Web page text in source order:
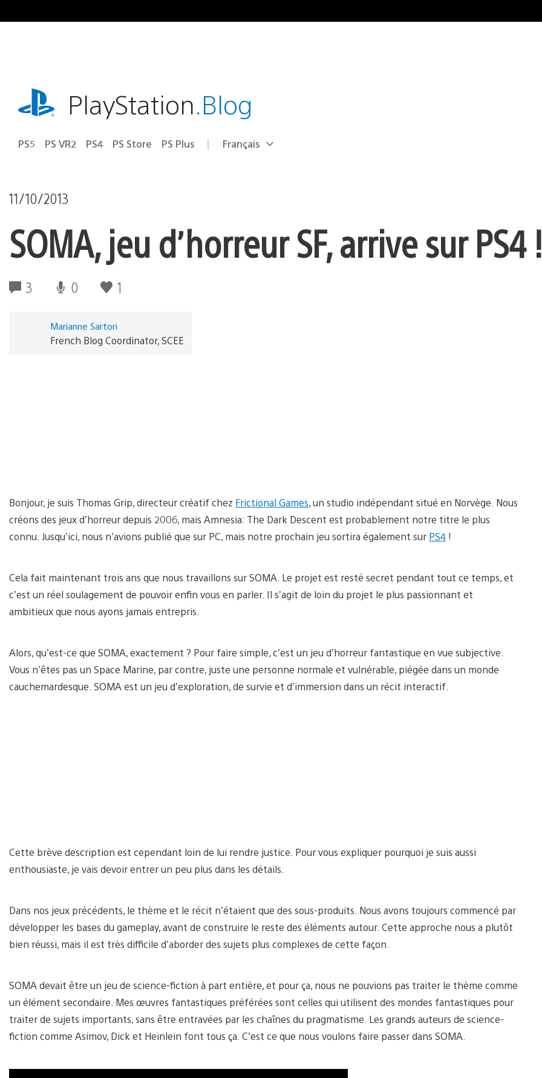
au
playstation.comPlayStation.Blog
PS5 PS VR2 PS4 PS Store PS Plus Choisir
Région
Français
11/10/2013
SOMA, jeu d’horreur SF, arrive sur PS4 !
3 0 1
Marianne Sartori
French Blog Coordinator, SCEE
Bonjour, je suis Thomas Grip, directeur créatif chez Frictional Games, un studio indépendant situé en Norvège. Nous
créons des jeux d’horreur depuis 2006, mais Amnesia: The Dark Descent est probablement notre titre le plus
connu. Jusqu’ici, nous n’avions publié que sur PC, mais notre prochain jeu sortira également sur PS4 !
Cela fait maintenant trois ans que nous travaillons sur SOMA. Le projet est resté secret pendant tout ce temps, et
c’est un réel soulagement de pouvoir enfin vous en parler. Il s’agit de loin du projet le plus passionnant et
ambitieux que nous ayons jamais entrepris.
Alors, qu’est-ce que SOMA, exactement ? Pour faire simple, c’est un jeu d’horreur fantastique en vue subjective.
Vous n’êtes pas un Space Marine, par contre, juste une personne normale et vulnérable, piégée dans un monde
cauchemardesque. SOMA est un jeu d’exploration, de survie et d’immersion dans un récit interactif.
Cette brève description est cependant loin de lui rendre justice. Pour vous expliquer pourquoi je suis aussi
enthousiaste, je vais devoir entrer un peu plus dans les détails.
Dans nos jeux précédents, le thème et le récit n’étaient que des sous-produits. Nous avons toujours commencé par
développer les bases du gameplay, avant de construire le reste des éléments autour. Cette approche nous a plutôt
bien réussi, mais il est très difficile d’aborder des sujets plus complexes de cette façon.
SOMA devait être un jeu de science-fiction à part entière, et pour ça, nous ne pouvions pas traiter le thème comme
un élément secondaire. Mes œuvres fantastiques préférées sont celles qui utilisent des mondes fantastiques pour
traiter de sujets importants, sans être entravées par les chaînes du pragmatisme. Les grands auteurs de science-
fiction comme Asimov, Dick et Heinlein font tous ça. C’est ce que nous voulons faire passer dans SOMA.